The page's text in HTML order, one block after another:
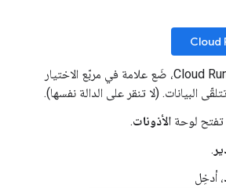
في قائمة خدمات Cloud Run، ضَع علامة في مربّع الاختيار
البيانات. (لا تنقر على الدالة نفسها).
تفتح لوحة الأذونات.
.
، أدخِل